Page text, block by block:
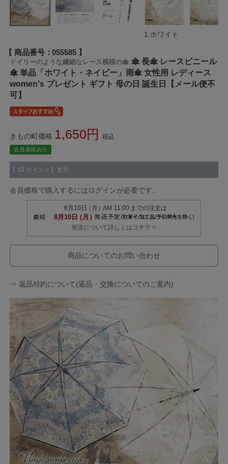
1.ホワイト
商品番号 055585
ドイリーのような繊細なレース模様の傘 傘 長傘 レースビニール
傘 単品「ホワイト・ネイビー」雨傘 女性用 レディース
women's プレゼント ギフト 母の日 誕生日【メール便不
可】
きもの町価格 1,650 税込
会員価格あり
【 15 ポイント】進呈
会員価格で購入するにはログインが必要です。
発送について詳しくはコチラ⇒
商品についてのお問い合わせ
⇒ 返品特約について(返品・交換についてのご案内)